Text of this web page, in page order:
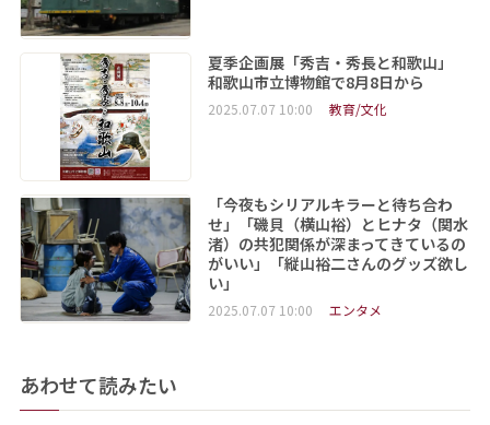
夏季企画展「秀吉・秀長と和歌山」
和歌山市立博物館で8月8日から
2025.07.07 10:00 教育/文化
「今夜もシリアルキラーと待ち合わ
せ」「磯貝（横山裕）とヒナタ（関水
渚）の共犯関係が深まってきているの
がいい」「縦山裕二さんのグッズ欲し
い」
2025.07.07 10:00 エンタメ
あわせて読みたい